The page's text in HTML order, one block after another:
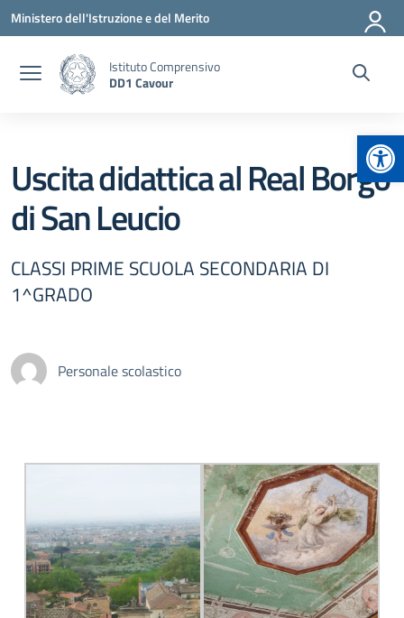
Vai ai contenuti
Vai al menu di navigazione
Vai al footer
Ministero dell'Istruzione e del Merito
Istituto Comprensivo
DD1 Cavour
Uscita didattica al Real Borgo
di San Leucio
CLASSI PRIME SCUOLA SECONDARIA DI
1^GRADO
Personale scolastico